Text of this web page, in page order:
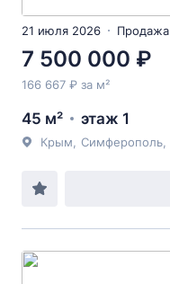
21 июля 2026 Продажа
7 500 000 ₽
166 667 ₽ за м²
45 м² этаж 1
Крым Симферополь